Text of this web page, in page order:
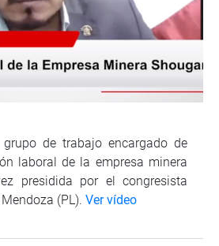
de trabajo encargado de
laboral de la empresa minera
presidida por el congresista
(PL). Ver vídeo